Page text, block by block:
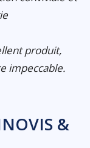
produit,
impeccable.
&